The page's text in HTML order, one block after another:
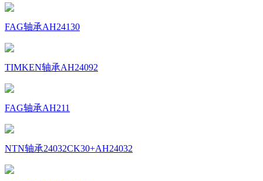
FAG轴承AH24130
TIMKEN轴承AH24092
FAG轴承AH211
NTN轴承24032CK30+AH24032